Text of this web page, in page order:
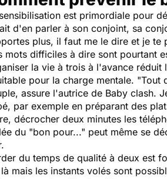
est primordiale pour
d'en parler à son conjoint, sa
plus, il faut me le dire et je
mots difficiles à dire sont pourtant
la vie à trois à l'avance
pour la charge mentale. "Tout
, assure l'autrice de Baby clash.
par exemple en préparant des
décrocher deux minutes les
du "bon pour..." peut même se
du temps de qualité à deux est
mais les instants volés sont